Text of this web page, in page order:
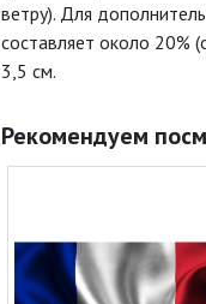
ветру). Для
составляет около 20%
3,5 см.
Рекомендуем